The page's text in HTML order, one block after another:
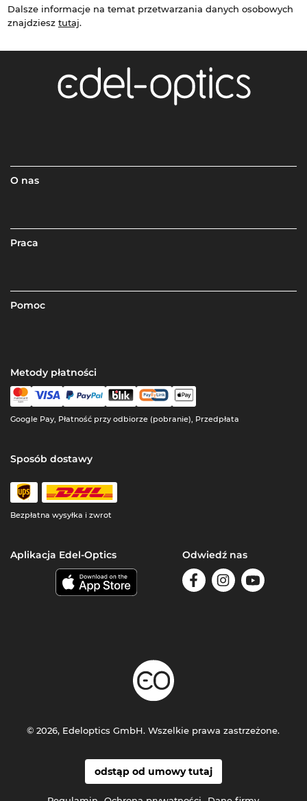
Dalsze informacje na temat przetwarzania danych osobowych
znajdziesz tutaj.
O nas
Praca
Pomoc
Metody płatności
Google Pay, Płatność przy odbiorze (pobranie), Przedpłata
Sposób dostawy
Bezpłatna wysyłka i zwrot
Aplikacja Edel-Optics Odwiedź nas
odstąp od umowy tutaj
© 2026, Edeloptics GmbH. Wszelkie prawa zastrzeżone.